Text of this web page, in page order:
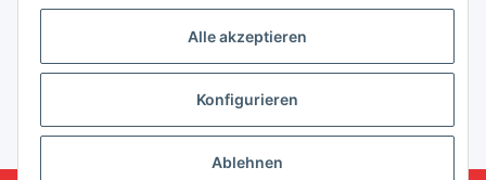
* Alle Preise inkl. gesetzlicher USt., zzgl.Versand
Alle akzeptieren
Konfigurieren
Ablehnen